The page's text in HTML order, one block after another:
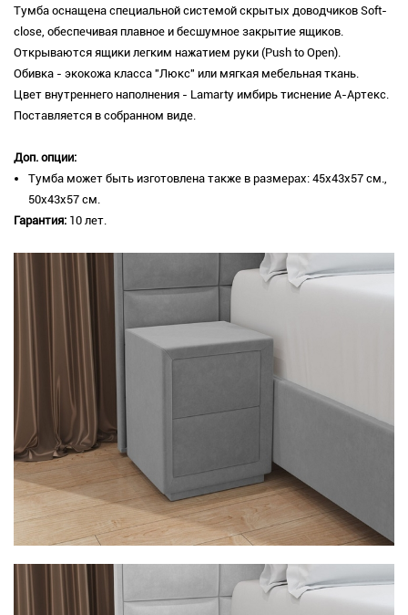
Тумба оснащена специальной системой скрытых доводчиков Soft-
close, обеспечивая плавное и бесшумное закрытие ящиков.
Открываются ящики легким нажатием руки (Push to Open).
Обивка - экокожа класса "Люкс" или мягкая мебельная ткань.
Цвет внутреннего наполнения - Lamarty имбирь тиснение А-Артекс.
Поставляется в собранном виде.
Доп. опции:
Тумба может быть изготовлена также в размерах: 45х43х57 см.,
50х43х57 см.
Гарантия: 10 лет.